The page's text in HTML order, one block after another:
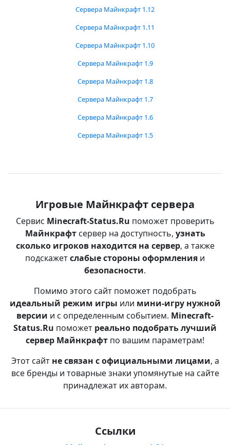
Сервера Майнкрафт 1.12
Сервера Майнкрафт 1.11
Сервера Майнкрафт 1.10
Сервера Майнкрафт 1.9
Сервера Майнкрафт 1.8
Сервера Майнкрафт 1.7
Сервера Майнкрафт 1.6
Сервера Майнкрафт 1.5
Игровые Майнкрафт сервера
Сервис Minecraft-Status.Ru поможет проверить
Майнкрафтсервер на доступность, узнать
сколько игроков находится на сервер, а также
подскажетслабые стороны оформления и
безопасности.
Помимо этого сайт поможет подобрать
идеальный режим игры или мини-игру нужной
версии и с определенным событием. Minecraft-
Status.Ru поможет реально подобрать лучший
сервер Майнкрафт по вашим параметрам!
Этот сайт не связан с официальными лицами, а
все бренды и товарные знаки упомянутые на сайте
принадлежат их авторам.
Ссылки